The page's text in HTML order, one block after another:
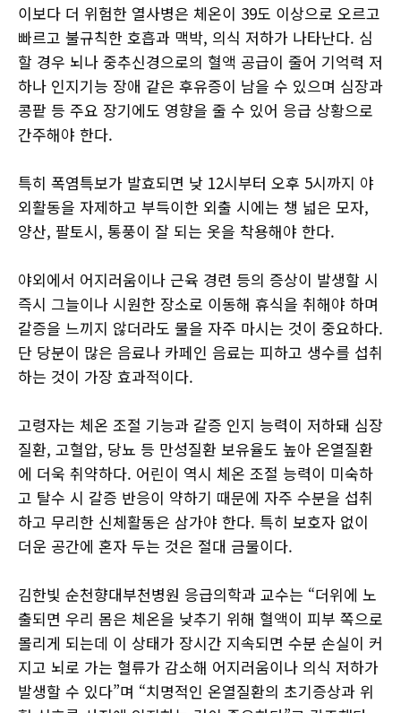
이보다 더 위험한 열사병은 체온이 39도 이상으로 오르고
빠르고 불규칙한 호흡과 맥박, 의식 저하가 나타난다. 심
할 경우 뇌나 중추신경으로의 혈액 공급이 줄어 기억력 저
하나 인지기능 장애 같은 후유증이 남을 수 있으며 심장과
콩팥 등 주요 장기에도 영향을 줄 수 있어 응급 상황으로
간주해야 한다.
특히 폭염특보가 발효되면 낮 12시부터 오후 5시까지 야
외활동을 자제하고 부득이한 외출 시에는 챙 넓은 모자,
양산, 팔토시, 통풍이 잘 되는 옷을 착용해야 한다.
야외에서 어지러움이나 근육 경련 등의 증상이 발생할 시
즉시 그늘이나 시원한 장소로 이동해 휴식을 취해야 하며
갈증을 느끼지 않더라도 물을 자주 마시는 것이 중요하다.
단 당분이 많은 음료나 카페인 음료는 피하고 생수를 섭취
하는 것이 가장 효과적이다.
고령자는 체온 조절 기능과 갈증 인지 능력이 저하돼 심장
질환, 고혈압, 당뇨 등 만성질환 보유율도 높아 온열질환
에 더욱 취약하다. 어린이 역시 체온 조절 능력이 미숙하
고 탈수 시 갈증 반응이 약하기 때문에 자주 수분을 섭취
하고 무리한 신체활동은 삼가야 한다. 특히 보호자 없이
더운 공간에 혼자 두는 것은 절대 금물이다.
김한빛 순천향대부천병원 응급의학과 교수는 “더위에 노
출되면 우리 몸은 체온을 낮추기 위해 혈액이 피부 쪽으로
몰리게 되는데 이 상태가 장시간 지속되면 수분 손실이 커
지고 뇌로 가는 혈류가 감소해 어지러움이나 의식 저하가
발생할 수 있다”며 “치명적인 온열질환의 초기증상과 위